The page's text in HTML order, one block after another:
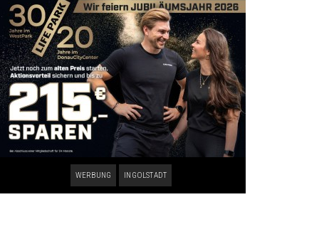
WERBUNG INGOLSTADT